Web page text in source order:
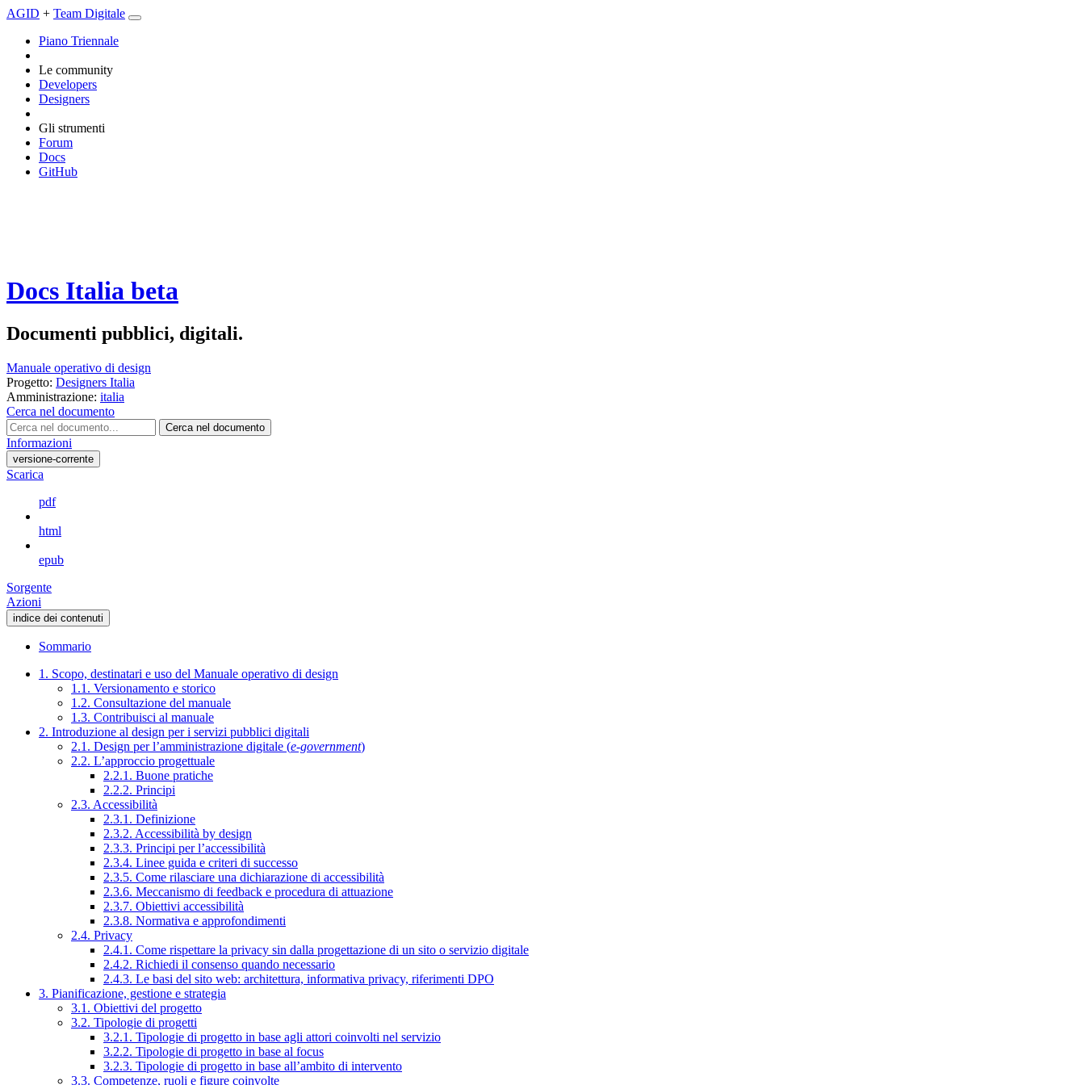
AGID + Team Digitale
Piano Triennale
Le community
Developers
Designers
Gli strumenti
Forum
Docs
GitHub
Docs Italia beta
Documenti pubblici, digitali.
Manuale operativo di design
Progetto: Designers Italia
Amministrazione: italia
Cerca nel documento
Cerca nel documento
Informazioni
versione-corrente
Scarica
pdf
html
epub
Sorgente
Azioni
indice dei contenuti
Sommario
1. Scopo, destinatari e uso del Manuale operativo di design
1.1. Versionamento e storico
1.2. Consultazione del manuale
1.3. Contribuisci al manuale
2. Introduzione al design per i servizi pubblici digitali
2.1. Design per l’amministrazione digitale (e-government)
2.2. L’approccio progettuale
2.2.1. Buone pratiche
2.2.2. Principi
2.3. Accessibilità
2.3.1. Definizione
2.3.2. Accessibilità by design
2.3.3. Principi per l’accessibilità
2.3.4. Linee guida e criteri di successo
2.3.5. Come rilasciare una dichiarazione di accessibilità
2.3.6. Meccanismo di feedback e procedura di attuazione
2.3.7. Obiettivi accessibilità
2.3.8. Normativa e approfondimenti
2.4. Privacy
2.4.1. Come rispettare la privacy sin dalla progettazione di un sito o servizio digitale
2.4.2. Richiedi il consenso quando necessario
2.4.3. Le basi del sito web: architettura, informativa privacy, riferimenti DPO
3. Pianificazione, gestione e strategia
3.1. Obiettivi del progetto
3.2. Tipologie di progetti
3.2.1. Tipologie di progetto in base agli attori coinvolti nel servizio
3.2.2. Tipologie di progetto in base al focus
3.2.3. Tipologie di progetto in base all’ambito di intervento
3.3. Competenze, ruoli e figure coinvolte